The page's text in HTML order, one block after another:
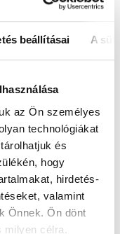
beállításai A
az Ön személyes
technológiákat
és
hogy
hirdetés-
valamint
Önnek. Ön dönt
milyen célra.
C torony, 6.
osztályunk áll a
munkájukat
szakmai